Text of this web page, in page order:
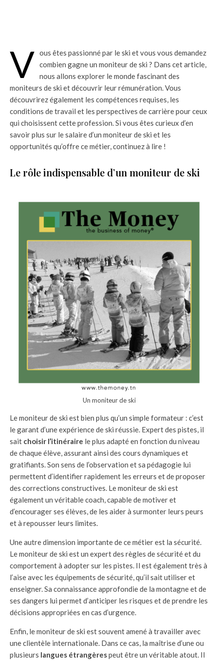
V ous êtes passionné par le ski et vous vous demandez
combien gagne un moniteur de ski ? Dans cet article,
nous allons explorer le monde fascinant des
moniteurs de ski et découvrir leur rémunération. Vous
découvrirez également les compétences requises, les
conditions de travail et les perspectives de carrière pour ceux
qui choisissent cette profession. Si vous êtes curieux d’en
savoir plus sur le salaire d’un moniteur de ski et les
opportunités qu’offre ce métier, continuez à lire !
Le rôle indispensable d’un moniteur de ski
Un moniteur de ski
Le moniteur de ski est bien plus qu’un simple formateur : c’est
le garant d’une expérience de ski réussie. Expert des pistes, il
sait choisir l’itinéraire le plus adapté en fonction du niveau
de chaque élève, assurant ainsi des cours dynamiques et
gratifiants. Son sens de l’observation et sa pédagogie lui
permettent d’identifier rapidement les erreurs et de proposer
des corrections constructives. Le moniteur de ski est
également un véritable coach, capable de motiver et
d’encourager ses élèves, de les aider à surmonter leurs peurs
et à repousser leurs limites.
Une autre dimension importante de ce métier est la sécurité.
Le moniteur de ski est un expert des règles de sécurité et du
comportement à adopter sur les pistes. Il est également très à
l’aise avec les équipements de sécurité, qu’il sait utiliser et
enseigner. Sa connaissance approfondie de la montagne et de
ses dangers lui permet d’anticiper les risques et de prendre les
décisions appropriées en cas d’urgence.
Enfin, le moniteur de ski est souvent amené à travailler avec
une clientèle internationale. Dans ce cas, la maîtrise d’une ou
plusieurs langues étrangèrespeut être un véritable atout. Il